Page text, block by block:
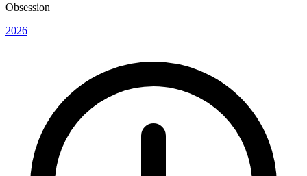
Obsession
2026